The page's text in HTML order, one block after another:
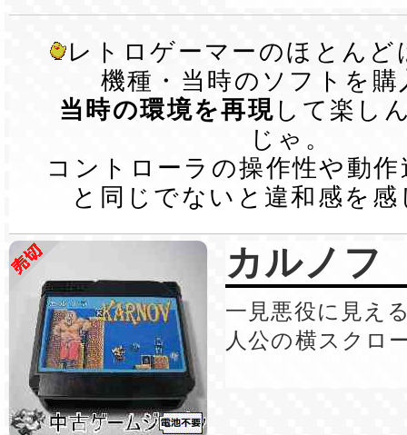
レトロゲーマーのほとんど
機種・当時のソフトを購
当時の環境を再現 して楽し
じゃ。
コントローラの操作性や動
と同じでないと違和感を
カルノフ
一見悪役に見え
人公の横スクロ